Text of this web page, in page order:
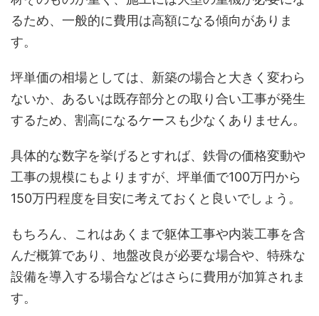
るため、一般的に費用は高額になる傾向がありま
す。
坪単価の相場としては、新築の場合と大きく変わら
ないか、あるいは既存部分との取り合い工事が発生
するため、割高になるケースも少なくありません。
具体的な数字を挙げるとすれば、鉄骨の価格変動や
工事の規模にもよりますが、坪単価で100万円から
150万円程度を目安に考えておくと良いでしょう。
もちろん、これはあくまで躯体工事や内装工事を含
んだ概算であり、地盤改良が必要な場合や、特殊な
設備を導入する場合などはさらに費用が加算されま
す。